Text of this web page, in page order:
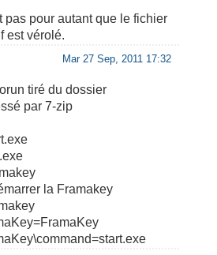
pas pour autant que le fichier
est vérolé.
Mar 27 Sep, 2011 17:32
tiré du dossier
par 7-zip
la Framakey